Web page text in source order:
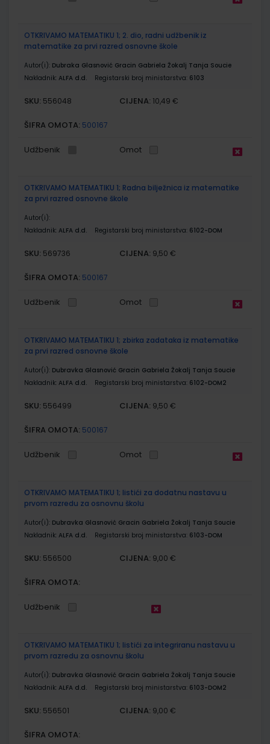
OTKRIVAMO MATEMATIKU 1; 2. dio, radni udžbenik iz
matematike za prvi razred osnovne škole
Autor(i): Dubraka Glasnović Gracin Gabriela Žokalj Tanja Soucie
Nakladnik: ALFA d.d. Registarski broj ministarstva: 6103
SKU: 556048 CIJENA: 10,49 €
ŠIFRA OMOTA: 500167
Udžbenik Omot
OTKRIVAMO MATEMATIKU 1; Radna bilježnica iz matematike
za prvi razred osnovne škole
Autor(i):
Nakladnik: ALFA d.d. Registarski broj ministarstva: 6102-DOM
SKU: 569736 CIJENA: 9,50 €
ŠIFRA OMOTA: 500167
Udžbenik Omot
OTKRIVAMO MATEMATIKU 1; zbirka zadataka iz matematike
za prvi razred osnovne škole
Autor(i): Dubravka Glasnović Gracin Gabriela Žokalj Tanja Soucie
Nakladnik: ALFA d.d. Registarski broj ministarstva: 6102-DOM2
SKU: 556499 CIJENA: 9,50 €
ŠIFRA OMOTA: 500167
Udžbenik Omot
OTKRIVAMO MATEMATIKU 1; listići za dodatnu nastavu u
prvom razredu za osnovnu školu
Autor(i): Dubravka Glasnović Gracin Gabriela Žokalj Tanja Soucie
Nakladnik: ALFA d.d. Registarski broj ministarstva: 6103-DOM
SKU: 556500 CIJENA: 9,00 €
ŠIFRA OMOTA:
Udžbenik
OTKRIVAMO MATEMATIKU 1; listići za integriranu nastavu u
prvom razredu za osnovnu školu
Autor(i): Dubravka Glasnović Gracin Gabriela Žokalj Tanja Soucie
Nakladnik: ALFA d.d. Registarski broj ministarstva: 6103-DOM2
SKU: 556501 CIJENA: 9,00 €
ŠIFRA OMOTA: